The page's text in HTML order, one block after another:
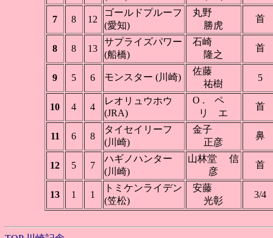
7 8 12
ゴールドプルーフ
(愛知)
丸野
勝虎
首
8 8 13
サプライズパワー
(船橋)
石崎
隆之
首
9 5 6 モンスター (川崎)
佐藤
祐樹
5
10 4 4
レオリュウホウ
(JRA)
O . ペ
リ エ
首
11 6 8
タイセイリーフ
(川崎)
金子
正彦
鼻
12 5 7
ハギノハンター
(川崎)
山林堂 信
彦
首
13 1 1
トミケンライデン
(笠松)
安藤
光彰
3/4